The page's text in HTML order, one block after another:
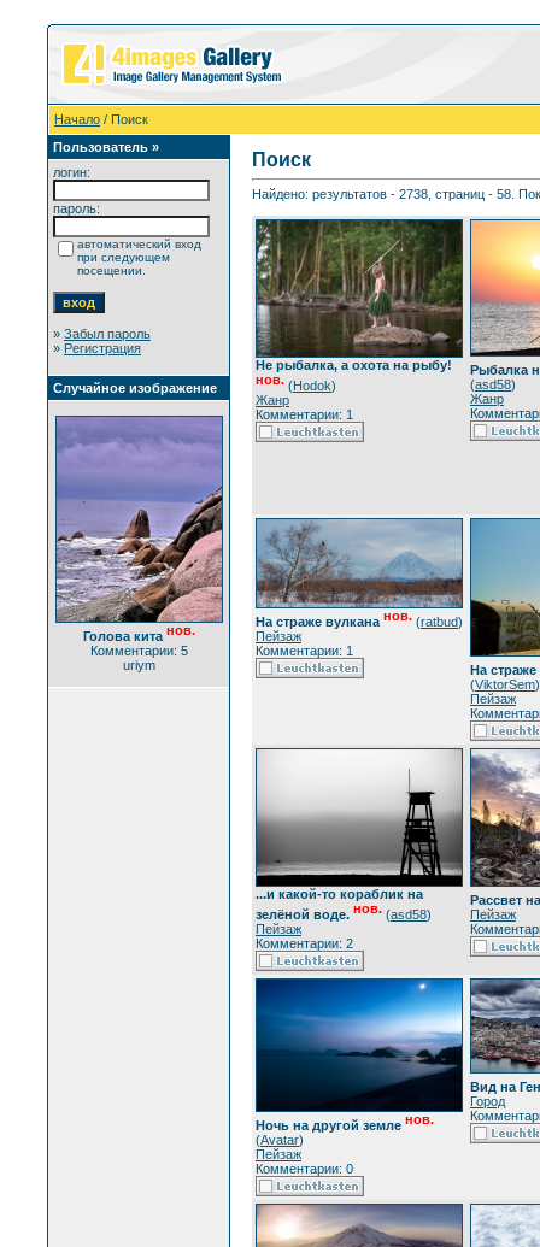
Начало / Поиск
Пользователь »
логин:
пароль:
автоматический вход
при следующем
посещении.
» Забыл пароль
» Регистрация
Случайное изображение
Голова кита нов.
Комментарии: 5
uriym
Поиск
Найдено: результатов - 2738, страниц - 58.
Не рыбалка, а охота на рыбу!
нов. (Hodok)
Жанр
Комментарии: 1
Рыбалка
(asd58)
Жанр
На страже вулкана нов. (ratbud)
Пейзаж
Комментарии: 1
На страже
(ViktorSem)
Пейзаж
...и какой-то кораблик на
зелёной воде. нов. (asd58)
Пейзаж
Комментарии: 2
Рассвет
Пейзаж
Ночь на другой земле нов.
(Avatar)
Пейзаж
Комментарии: 0
Вид на
Город